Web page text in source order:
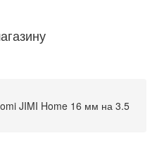
JIMI Home 16 мм на 3.5